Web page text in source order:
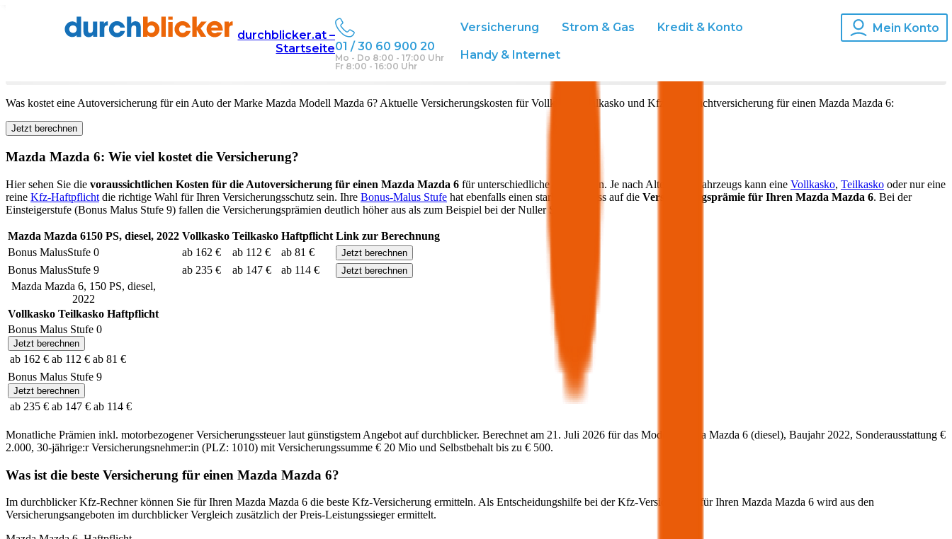
durchblicker.at –
Startseite01 / 30 60 900 20
Mo - Do 8:00 - 17:00 Uhr
Fr 8:00 - 16:00 Uhr
Versicherung Strom & Gas Kredit & Konto
Handy & Internet
Mein Konto
Autoversicherung Mazda
in Österreich
Was kostet eine Autoversicherung für ein Auto der Marke Mazda Modell Mazda 6? Aktuelle Versicherungskosten für Vollkasko, Teilkasko und Kfz-Haftpflichtversicherung für einen Mazda Mazda 6:
Jetzt berechnen
Mazda Mazda 6: Wie viel kostet die Versicherung?
Hier sehen Sie die voraussichtlichen Kosten für die Autoversicherung für einen Mazda Mazda 6 für unterschiedliche Deckungen. Je nach Alter Ihres Fahrzeugs kann eine Vollkasko, Teilkasko oder nur eine
reine Kfz-Haftpflicht die richtige Wahl für Ihren Versicherungsschutz sein. Ihre Bonus-Malus Stufe hat ebenfalls einen starken Einfluss auf die Versicherungsprämie für Ihren Mazda Mazda 6. Bei der
Einsteigerstufe (Bonus Malus Stufe 9) fallen die Versicherungsprämien deutlich höher aus als zum Beispiel bei der Nuller Stufe.
Mazda Mazda 6150 PS, diesel, 2022 Vollkasko Teilkasko Haftpflicht Link zur Berechnung
Bonus MalusStufe 0 ab 162 € ab 112 € ab 81 € Jetzt berechnen
Bonus MalusStufe 9 ab 235 € ab 147 € ab 114 € Jetzt berechnen
Mazda Mazda 6, 150PS, diesel,
2022
Vollkasko Teilkasko Haftpflicht
Bonus Malus Stufe 0
Jetzt berechnen
ab 162 € ab 112 € ab 81 €
Bonus Malus Stufe 9
Jetzt berechnen
ab 235 € ab 147 € ab 114 €
Monatliche Prämien inkl. motorbezogener Versicherungssteuer laut günstigstem Angebot auf durchblicker. Berechnet am 21. Juli 2026 für das Modell Mazda Mazda 6 (diesel), Baujahr 2022, Sonderausstattung €
2.000, 30-jährige:rVersicherungsnehmer:in (PLZ: 1010) mit Versicherungssumme € 20 Mio und Selbstbehalt bis zu € 500.
Was ist die beste Versicherung für einen Mazda Mazda 6?
Im durchblicker Kfz-Rechner können Sie für Ihren Mazda Mazda 6 die beste Kfz-Versicherung ermitteln. Als Entscheidungshilfe bei der Kfz-Versicherung für Ihren Mazda Mazda 6 wird aus den
Versicherungsangeboten im durchblicker Vergleich zusätzlich der Preis-Leistungssieger ermittelt.